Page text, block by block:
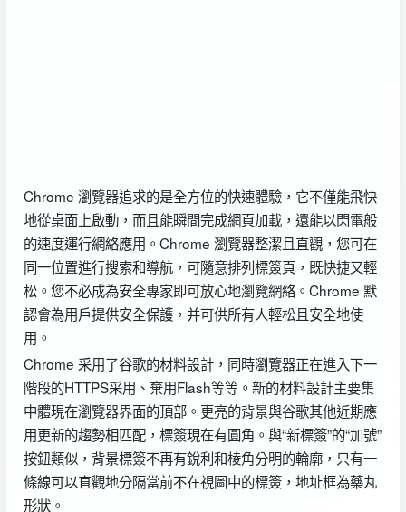
Chrome 瀏覽器追求的是全方位的快速體驗，它不僅能飛快
地從桌面上啟動，而且能瞬間完成網頁加載，還能以閃電般
的速度運行網絡應用。Chrome 瀏覽器整潔且直觀，您可在
同一位置進行搜索和導航，可隨意排列標簽頁，既快捷又輕
松。您不必成為安全專家即可放心地瀏覽網絡。Chrome 默
認會為用戶提供安全保護，并可供所有人輕松且安全地使
用。
Chrome 采用了谷歌的材料設計，同時瀏覽器正在進入下一
階段的HTTPS采用、棄用Flash等等。新的材料設計主要集
中體現在瀏覽器界面的頂部。更亮的背景與谷歌其他近期應
用更新的趨勢相匹配，標簽現在有圓角。與“新標簽”的“加號”
按鈕類似，背景標簽不再有銳利和棱角分明的輪廓，只有一
條線可以直觀地分隔當前不在視圖中的標簽，地址框為藥丸
形狀。